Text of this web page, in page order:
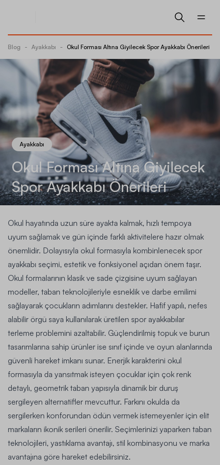
Blog - Ayakkabı - Okul Forması Altına Giyilecek Spor Ayakkabı Önerileri
Ayakkabı
Okul Forması Altına Giyilecek
Spor Ayakkabı Önerileri
Okul hayatında uzun süre ayakta kalmak, hızlı tempoya
uyum sağlamak ve gün içinde farklı aktivitelere hazır olmak
önemlidir. Dolayısıyla okul formasıyla kombinlenecek spor
ayakkabı seçimi, estetik ve fonksiyonel açıdan önem taşır.
Okul formalarının klasik ve sade çizgisine uyum sağlayan
modeller, taban teknolojileriyle esneklik ve darbe emilimi
sağlayarak çocukların adımlarını destekler. Hafif yapılı, nefes
alabilir örgü saya kullanılarak üretilen spor ayakkabılar
terleme problemini azaltabilir. Güçlendirilmiş topuk ve burun
tasarımlarına sahip ürünler ise sınıf içinde ve oyun alanlarında
güvenli hareket imkanı sunar. Enerjik karakterini okul
formasıyla da yansıtmak isteyen çocuklar için çok renk
detaylı, geometrik taban yapısıyla dinamik bir duruş
sergileyen alternatifler mevcuttur. Farkını okulda da
sergilerken konforundan ödün vermek istemeyenler için elit
markaların ikonik serileri önerilir. Seçimlerinizi yaparken taban
teknolojileri, yastıklama avantajı, stil kombinasyonu ve marka
avantajına göre hareket edebilirsiniz.